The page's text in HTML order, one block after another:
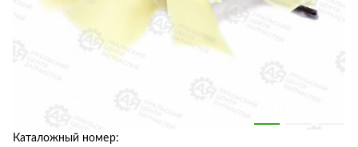
Каталожный номер: